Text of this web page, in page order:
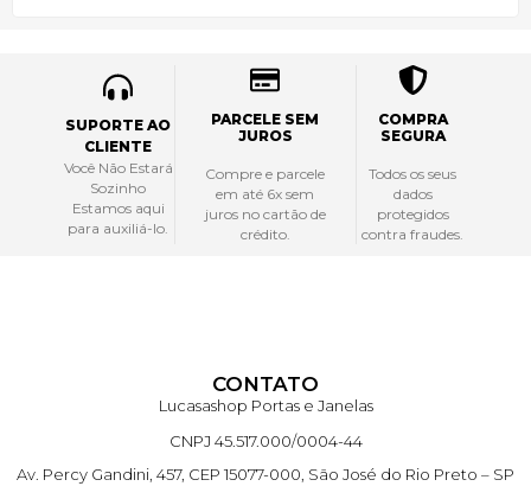
SUPORTE AO
CLIENTE
Você Não Estará
Sozinho
Estamos aqui
para auxiliá-lo.
PARCELE SEM
JUROS
Compre e parcele
em até 6x sem
juros no cartão de
crédito.
COMPRA
SEGURA
Todos os seus
dados
protegidos
contra fraudes.
CONTATO
Lucasashop Portas e Janelas
CNPJ 45.517.000/0004-44
Av. Percy Gandini, 457, CEP 15077-000, São José do Rio Preto – SP